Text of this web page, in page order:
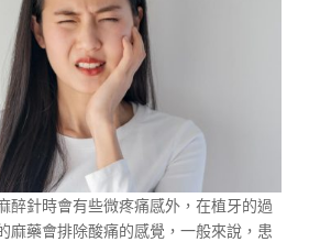
醉針時會有些微疼痛感外，在植牙的過
麻藥會排除酸痛的感覺，一般來說，患